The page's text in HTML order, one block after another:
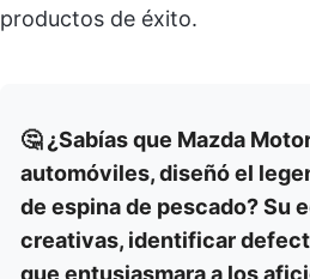
productos de éxito.
🤔 ¿Sabías que Mazda
automóviles, diseñó el
de espina de pescado? Su
creativas, identificar
que entusiasmara a los